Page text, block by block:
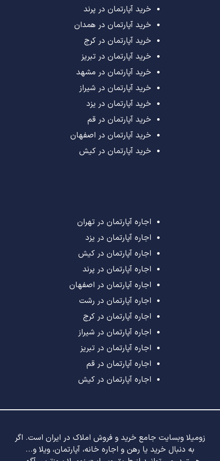
خرید آپارتمان در پرند
خرید آپارتمان در همدان
خرید آپارتمان در کرج
خرید آپارتمان در تبریز
خرید آپارتمان در مشهد
خرید آپارتمان در شیراز
خرید آپارتمان در یزد
خرید آپارتمان در قم
خرید آپارتمان در اصفهان
خرید آپارتمان در کیش
اجاره آپارتمان در تهران
اجاره آپارتمان در یزد
اجاره آپارتمان در کیش
اجاره آپارتمان در پرند
اجاره آپارتمان در اصفهان
اجاره آپارتمان در رشت
اجاره آپارتمان در کرج
اجاره آپارتمان در شیراز
اجاره آپارتمان در تبریز
اجاره آپارتمان در قم
اجاره آپارتمان در کیش
زومیلا وبسایت جامع خرید و فروش املاک در ایران است. اگر
به دنبال خرید یا رهن و اجاره خانه، آپارتمان، ویلا و...